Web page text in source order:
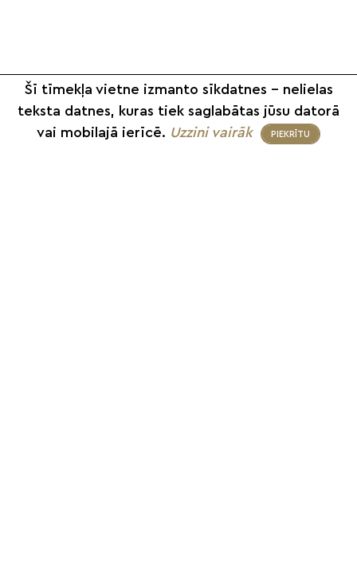
Šī tīmekļa vietne izmanto sīkdatnes – nelielas
teksta datnes, kuras tiek saglabātas jūsu datorā
vai mobilajā ierīcē. Uzzini vairāk PIEKRĪTU